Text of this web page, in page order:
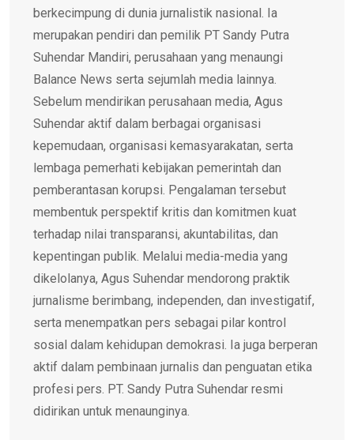
berkecimpung di dunia jurnalistik nasional. Ia
merupakan pendiri dan pemilik PT Sandy Putra
Suhendar Mandiri, perusahaan yang menaungi
Balance News serta sejumlah media lainnya.
Sebelum mendirikan perusahaan media, Agus
Suhendar aktif dalam berbagai organisasi
kepemudaan, organisasi kemasyarakatan, serta
lembaga pemerhati kebijakan pemerintah dan
pemberantasan korupsi. Pengalaman tersebut
membentuk perspektif kritis dan komitmen kuat
terhadap nilai transparansi, akuntabilitas, dan
kepentingan publik. Melalui media-media yang
dikelolanya, Agus Suhendar mendorong praktik
jurnalisme berimbang, independen, dan investigatif,
serta menempatkan pers sebagai pilar kontrol
sosial dalam kehidupan demokrasi. Ia juga berperan
aktif dalam pembinaan jurnalis dan penguatan etika
profesi pers. PT. Sandy Putra Suhendar resmi
didirikan untuk menaunginya.